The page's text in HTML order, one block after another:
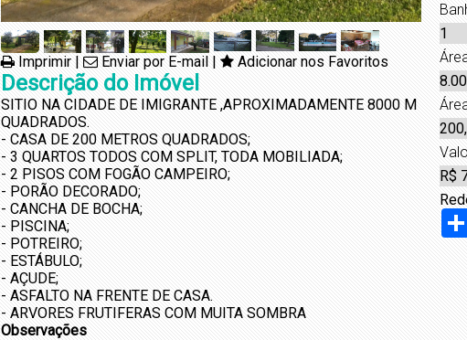
Imprimir | Enviar por E-mail | Adicionar nos Favoritos
Descrição do Imóvel
SITIO NA CIDADE DE IMIGRANTE ,APROXIMADAMENTE 8000 M
QUADRADOS.
- CASA DE 200 METROS QUADRADOS;
- 3 QUARTOS TODOS COM SPLIT, TODA MOBILIADA;
- 2 PISOS COM FOGÃO CAMPEIRO;
- PORÃO DECORADO;
- CANCHA DE BOCHA;
- PISCINA;
- POTREIRO;
- ESTÁBULO;
- AÇUDE;
- ASFALTO NA FRENTE DE CASA.
- ARVORES FRUTIFERAS COM MUITA SOMBRA
1
R$
Observações